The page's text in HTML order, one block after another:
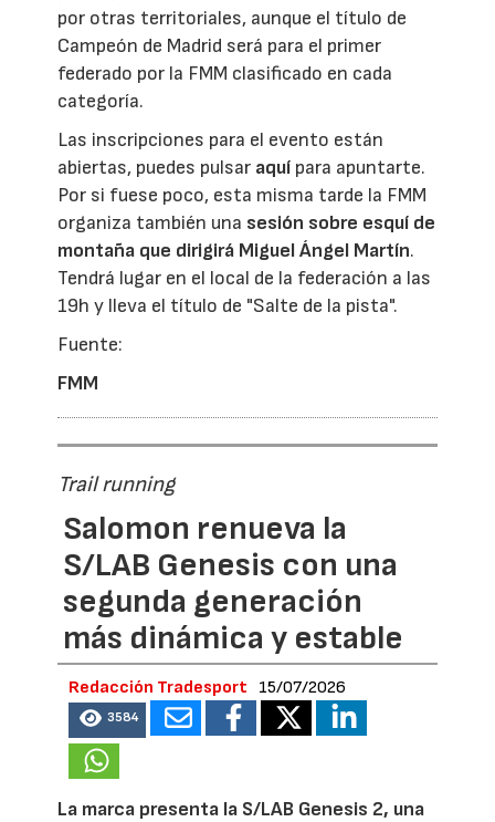
por otras territoriales, aunque el título de
Campeón de Madrid será para el primer
federado por la FMM clasificado en cada
categoría.
Las inscripciones para el evento están
abiertas, puedes pulsar aquí para apuntarte.
Por si fuese poco, esta misma tarde la FMM
organiza también una sesión sobre esquí de
montaña que dirigirá Miguel Ángel Martín.
Tendrá lugar en el local de la federación a las
19h y lleva el título de "Salte de la pista".
Fuente:
FMM
Trail running
Salomon renueva la
S/LAB Genesis con una
segunda generación
más dinámica y estable
Redacción Tradesport 15/07/2026
3584
La marca presenta la S/LAB Genesis 2, una